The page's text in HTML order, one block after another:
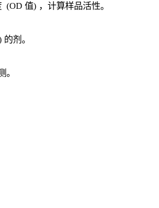
(OD 值) ，计算样品活性。
的剂。
。